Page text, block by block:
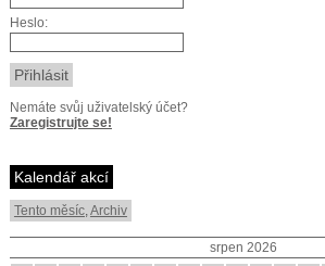
Heslo:
Nemáte svůj uživatelský účet?
Zaregistrujte se!
Kalendář akcí
Tento měsíc,Archiv
srpen 2026